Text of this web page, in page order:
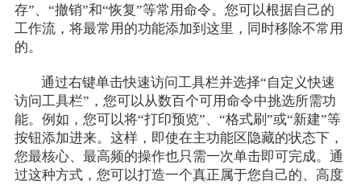
存”、“撤销”和“恢复”等常用命令。您可以根据自己的
工作流，将最常用的功能添加到这里，同时移除不常用
的。
通过右键单击快速访问工具栏并选择“自定义快速
访问工具栏”，您可以从数百个可用命令中挑选所需功
能。例如，您可以将“打印预览”、“格式刷”或“新建”等
按钮添加进来。这样，即使在主功能区隐藏的状态下，
您最核心、最高频的操作也只需一次单击即可完成。通
过这种方式，您可以打造一个真正属于您自己的、高度